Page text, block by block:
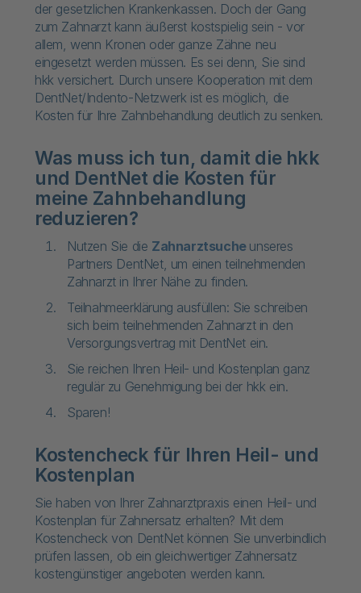
der gesetzlichen Krankenkassen. Doch der Gang
zum Zahnarzt kann äußerst kostspielig sein - vor
allem, wenn Kronen oder ganze Zähne neu
eingesetzt werden müssen. Es sei denn, Sie sind
hkk versichert. Durch unsere Kooperation mit dem
DentNet/Indento-Netzwerk ist es möglich, die
Kosten für Ihre Zahnbehandlung deutlich zu senken.
Was muss ich tun, damit die hkk
und DentNet die Kosten für
meine Zahnbehandlung
reduzieren?
Nutzen Sie die Zahnarztsuche unseres
Partners DentNet, um einen teilnehmenden
Zahnarzt in Ihrer Nähe zu finden.
Teilnahmeerklärung ausfüllen: Sie schreiben
sich beim teilnehmenden Zahnarzt in den
Versorgungsvertrag mit DentNet ein.
Sie reichen Ihren Heil- und Kostenplan ganz
regulär zu Genehmigung bei der hkk ein.
Sparen!
Kostencheck für Ihren Heil- und
Kostenplan
Sie haben von Ihrer Zahnarztpraxis einen Heil- und
Kostenplan für Zahnersatz erhalten? Mit dem
Kostencheck von DentNet können Sie unverbindlich
prüfen lassen, ob ein gleichwertiger Zahnersatz
kostengünstiger angeboten werden kann.